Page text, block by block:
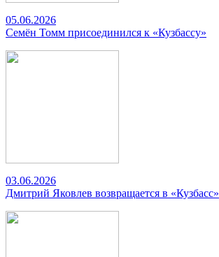
05.06.2026
Семён Томм присоединился к «Кузбассу»
03.06.2026
Дмитрий Яковлев возвращается в «Кузбасс»